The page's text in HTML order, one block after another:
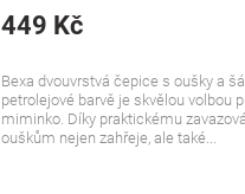
449 Kč
Bexa dvouvrstvá čepice s oušky a
petrolejové barvě je skvělou volbou
miminko. Díky praktickému
ouškům nejen zahřeje, ale také...